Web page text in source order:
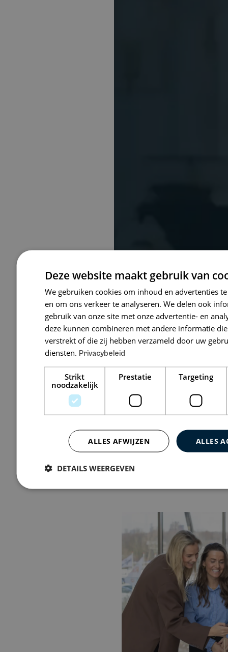
HVG Law
Boompjes 258,
Bekijk 1 vacature
Deze website maakt gebruik van
We gebruiken cookies om inhoud en advertenties
en om ons verkeer te analyseren. We delen ook
gebruik van onze site met onze advertentie- en
deze kunnen combineren met andere informatie
verstrekt of die zij hebben verzameld door uw
diensten. Privacybeleid
Strikt
noodzakelijk
Prestatie Targeting
ALLES
ALLES AFWIJZEN
DETAILS WEERGEVEN